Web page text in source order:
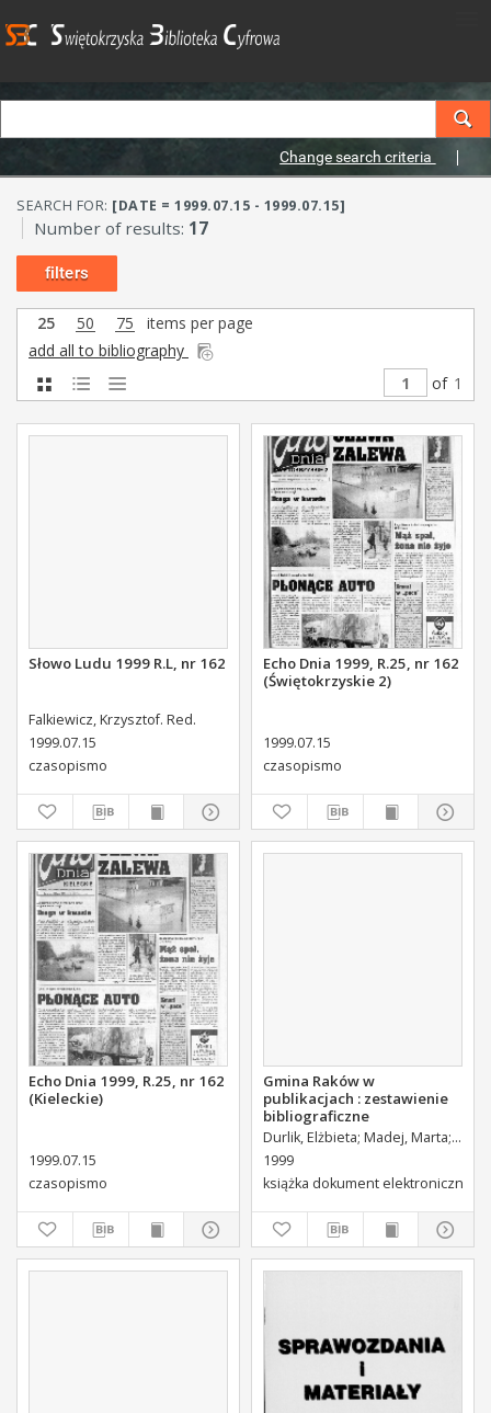
Change search criteria
SEARCH FOR: [DATE = 1999.07.15 - 1999.07.15]
Number of results: 17
filters
25 50 75
items per page
add all to bibliography
of 1
Słowo Ludu 1999 R.L, nr 162
Falkiewicz, Krzysztof. Red.
1999.07.15
czasopismo
Echo Dnia 1999, R.25, nr 162
(Świętokrzyskie 2)
1999.07.15
czasopismo
Echo Dnia 1999, R.25, nr 162
(Kieleckie)
1999.07.15
czasopismo
Gmina Raków w
publikacjach : zestawienie
bibliograficzne
Durlik, Elżbieta Madej, Marta
1999
książka dokument elektroniczny